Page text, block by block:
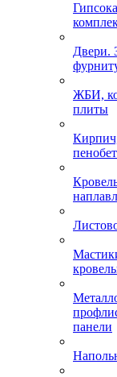
Двери.
ЖБИ,
плиты
панели